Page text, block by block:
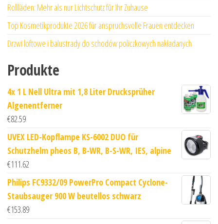
Rollläden: Mehr als nur Lichtschutz für Ihr Zuhause
Top Kosmetikprodukte 2026 für anspruchsvolle Frauen entdecken
Drzwi loftowe i balustrady do schodów policzkowych nakładanych
Produkte
4x 1 L Nell Ultra mit 1,8 Liter Drucksprüher
Algenentferner
€82.59
UVEX LED-Kopflampe KS-6002 DUO für
Schutzhelm pheos B, B-WR, B-S-WR, IES, alpine
€111.62
Philips FC9332/09 PowerPro Compact Cyclone-
Staubsauger 900 W beutellos schwarz
€153.89